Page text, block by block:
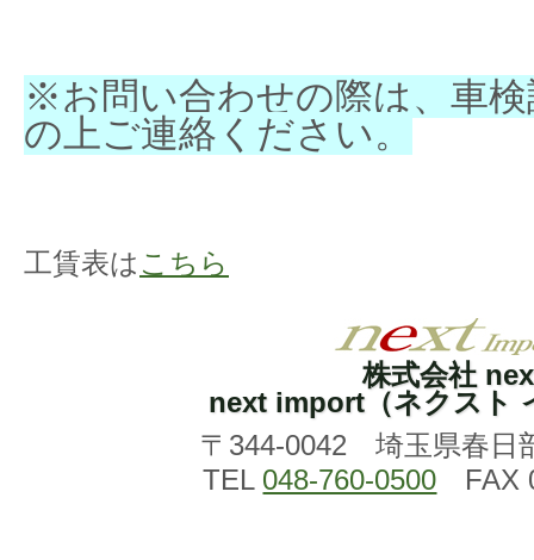
※お問い合わせの際は、車
の上ご連絡ください。
工賃表は こちら
株式会社
next import（ネクスト
〒344-0042 埼玉県春日
TEL 048-760-0500 FAX